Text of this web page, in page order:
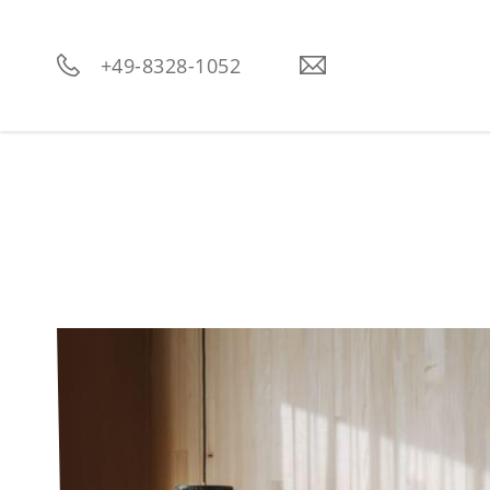
+49-8328-1052